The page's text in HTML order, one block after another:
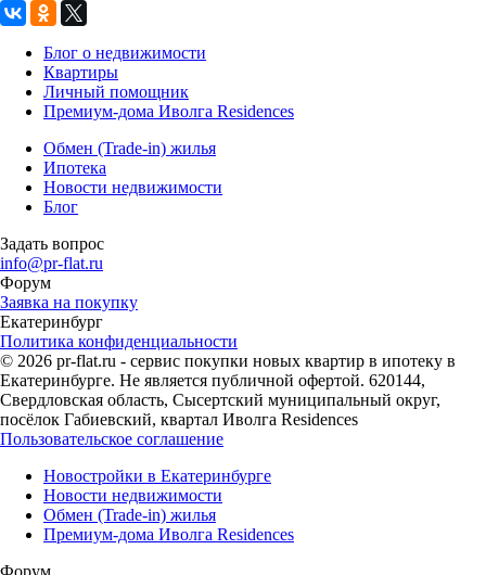
Блог о недвижимости
Квартиры
Личный помощник
Премиум-дома Иволга Residences
Обмен (Trade-in) жилья
Ипотека
Новости недвижимости
Блог
Задать вопрос
info@pr-flat.ru
Форум
Заявка на покупку
Екатеринбург
Политика конфиденциальности
© 2026 pr-flat.ru - сервис покупки новых квартир в ипотеку в
Екатеринбурге. Не является публичной офертой. 620144,
Свердловская область, Сысертский муниципальный округ,
посёлок Габиевский, квартал Иволга Residences
Пользовательское соглашение
Новостройки в Екатеринбурге
Новости недвижимости
Обмен (Trade-in) жилья
Премиум-дома Иволга Residences
Форум